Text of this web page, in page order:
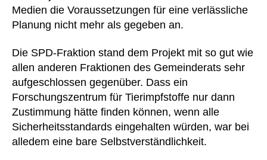
Medien die Voraussetzungen für eine verlässliche
Planung nicht mehr als gegeben an.
Die SPD-Fraktion stand dem Projekt mit so gut wie
allen anderen Fraktionen des Gemeinderats sehr
aufgeschlossen gegenüber. Dass ein
Forschungszentrum für Tierimpfstoffe nur dann
Zustimmung hätte finden können, wenn alle
Sicherheitsstandards eingehalten würden, war bei
alledem eine bare Selbstverständlichkeit.